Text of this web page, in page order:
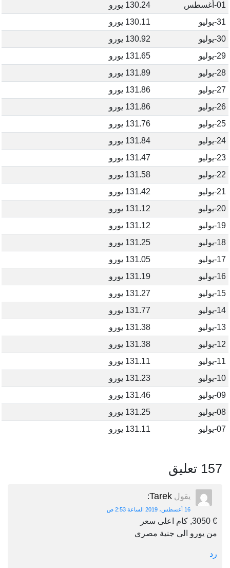
01-أغسطس
130.24 يورو
31-يوليو
130.11 يورو
30-يوليو
130.92 يورو
29-يوليو
131.65 يورو
28-يوليو
131.89 يورو
27-يوليو
131.86 يورو
26-يوليو
131.86 يورو
25-يوليو
131.76 يورو
24-يوليو
131.84 يورو
23-يوليو
131.47 يورو
22-يوليو
131.58 يورو
21-يوليو
131.42 يورو
20-يوليو
131.12 يورو
19-يوليو
131.12 يورو
18-يوليو
131.25 يورو
17-يوليو
131.05 يورو
16-يوليو
131.19 يورو
15-يوليو
131.27 يورو
14-يوليو
131.77 يورو
13-يوليو
131.38 يورو
12-يوليو
131.38 يورو
11-يوليو
131.11 يورو
10-يوليو
131.23 يورو
09-يوليو
131.46 يورو
08-يوليو
131.25 يورو
07-يوليو
131.11 يورو
157 تعليق
يقول Tarek
:
16 أغسطس، 2019 الساعة 2:53 ص
€ 3050, كام اعلى سعر
من يورو الى جنية مصرى
رد